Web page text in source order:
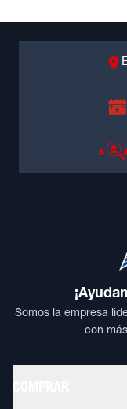
Somos la empresa
con